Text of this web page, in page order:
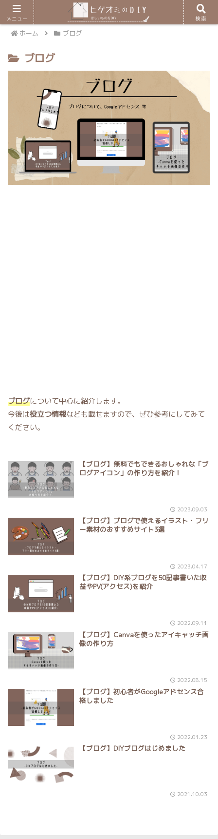
ホーム ブログ
ブログ
ブログについて中心に紹介します。
今後は役立つ情報なども載せますので、ぜひ参考にしてみて
ください。
【ブログ】無料でもできるおしゃれな「ブ
ログアイコン」の作り方を紹介！
2023.09.03
【ブログ】ブログで使えるイラスト・フリ
ー素材のおすすめサイト3選
2023.04.17
【ブログ】DIY系ブログを50記事書いた収
益やPV(アクセス)を紹介
2022.09.11
【ブログ】Canvaを使ったアイキャッチ画
像の作り方
2022.08.15
【ブログ】初心者がGoogleアドセンス合
格しました
2022.01.23
【ブログ】DIYブログはじめました
2021.10.03
メニュー 検索